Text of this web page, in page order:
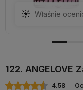
Właśnie
122.
4.58